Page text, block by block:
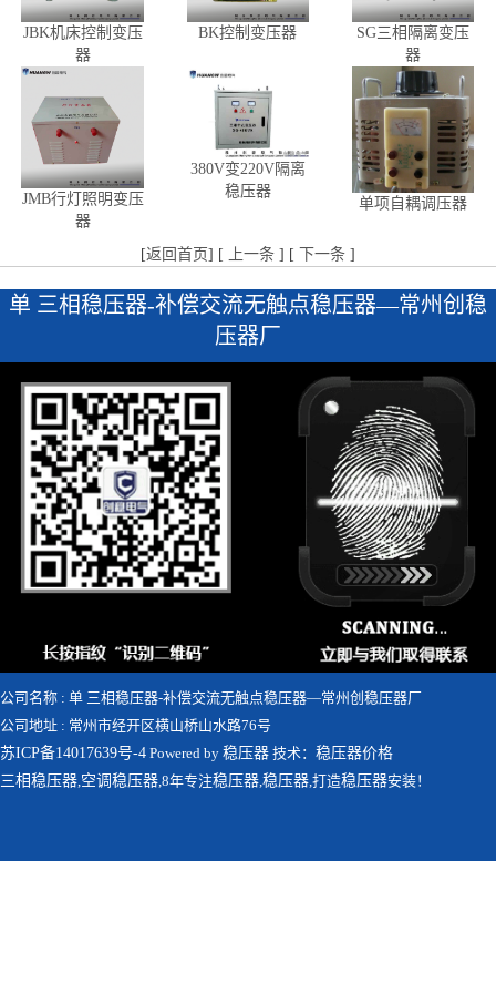
JBK机床控制变压
器
BK控制变压器
SG三相隔离变压
器
JMB行灯照明变压
器
380V变220V隔离
稳压器
单项自耦调压器
[返回首页] [ 上一条 ] [ 下一条 ]
单 三相稳压器-补偿交流无触点稳压器—常州创稳
压器厂
公司名称 : 单 三相稳压器-补偿交流无触点稳压器—常州创稳压器厂
公司地址 : 常州市经开区横山桥山水路76号
苏ICP备14017639号-4 Powered by 稳压器 技术： 稳压器价格
三相稳压器 空调稳压器 ,8年专注稳压器 稳压器 ,打造稳压器安装！